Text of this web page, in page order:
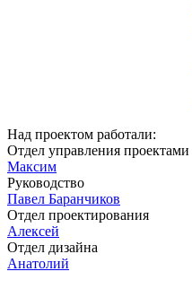
Над проектом работали:
Отдел управления проектами
Максим
Руководство
Павел Баранчиков
Отдел проектирования
Алексей
Отдел дизайна
Анатолий